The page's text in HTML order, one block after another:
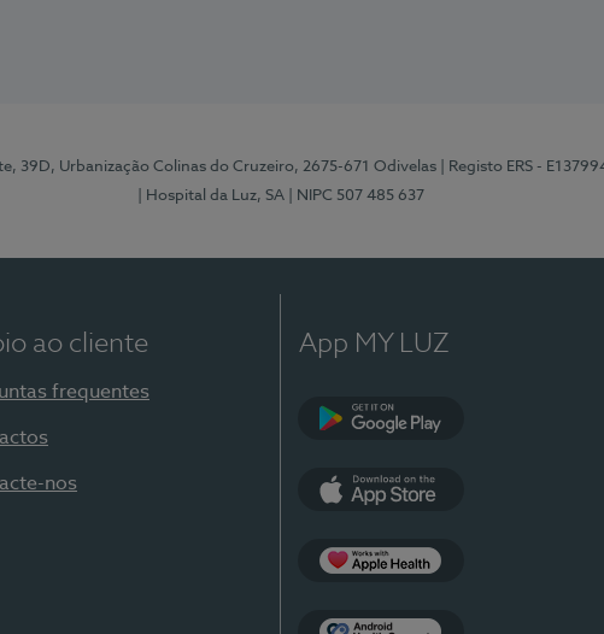
39D, Urbanização Colinas do Cruzeiro, 2675-671 Odivelas | Registo ERS -
| Hospital da Luz, SA
| NIPC 507 485 637
ao cliente
frequentes
nos
App MY LUZ